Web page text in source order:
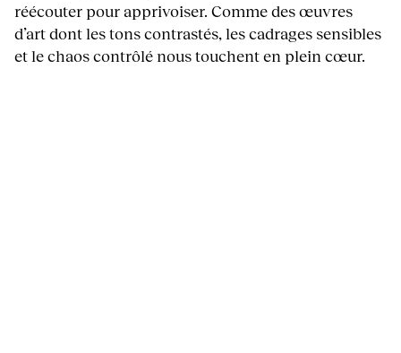
réécouter pour apprivoiser. Comme des œuvres
d’art dont les tons contrastés, les cadrages sensibles
et le chaos contrôlé nous touchent en plein cœur.